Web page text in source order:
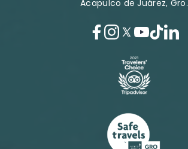
Acapulco de Juárez, Gro.